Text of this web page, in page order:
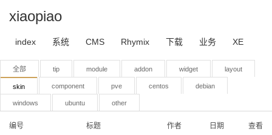
xiaopiao
index 系统 CMS Rhymix 下载 业务 XE
全部 tip module addon widget layout
skin component pve centos debian
windows ubuntu other
编号 标题 作者 日期 查看